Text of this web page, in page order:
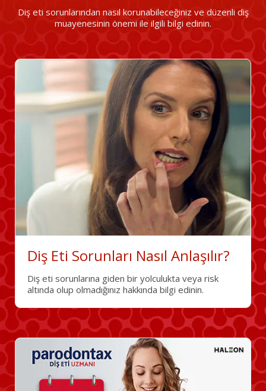
Diş eti sorunlarından nasıl korunabileceğiniz ve düzenli diş
muayenesinin önemi ile ilgili bilgi edinin.
Diş Eti Sorunları Nasıl Anlaşılır?
Diş eti sorunlarına giden bir yolculukta veya risk
altında olup olmadığınız hakkında bilgi edinin.